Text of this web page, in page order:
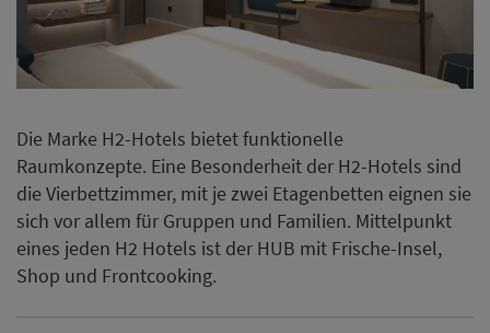
Die Marke H2-Hotels bietet funktionelle
Raumkonzepte. Eine Besonderheit der H2-Hotels sind
die Vierbettzimmer, mit je zwei Etagenbetten eignen sie
sich vor allem für Gruppen und Familien. Mittelpunkt
eines jeden H2 Hotels ist der HUB mit Frische-Insel,
Shop und Frontcooking.